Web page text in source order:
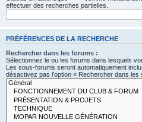
effectuer des recherches partielles.
PRÉFÉRENCES DE LA RECHERCHE
Rechercher dans les forums :
Sélectionnez le ou les forums dans lesquels
Les sous-forums seront automatiquement
désactivez pas l’option « Rechercher dans